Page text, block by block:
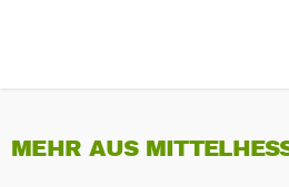
MEHR AUS